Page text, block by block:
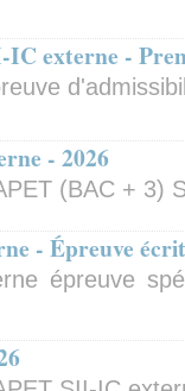
externe -
- 2026
(BAC + 3)
- Épreuve
épreuve